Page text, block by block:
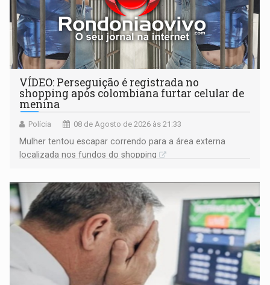
VÍDEO: Perseguição é registrada no
shopping após colombiana furtar celular de
menina
Polícia 08 de Agosto de 2026 às 21:33
Mulher tentou escapar correndo para a área externa
localizada nos fundos do shopping